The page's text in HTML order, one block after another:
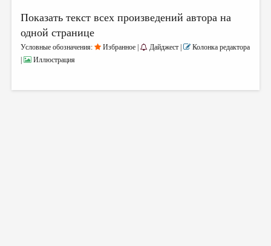
Показать текст всех произведений автора на
одной странице
Условные обозначения: Избранное | Дайджест |
Колонка редактора
Иллюстрация